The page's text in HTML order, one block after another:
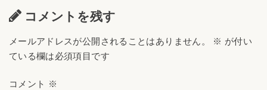
コメントを残す
メールアドレスが公開されることはありません。 ※ が付い
ている欄は必須項目です
コメント ※